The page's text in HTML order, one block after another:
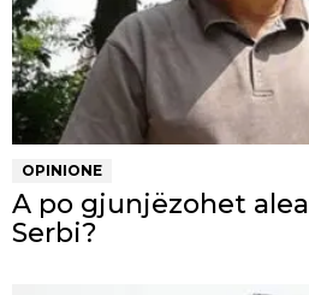
OPINIONE
A po gjunjëzohet
Serbi?